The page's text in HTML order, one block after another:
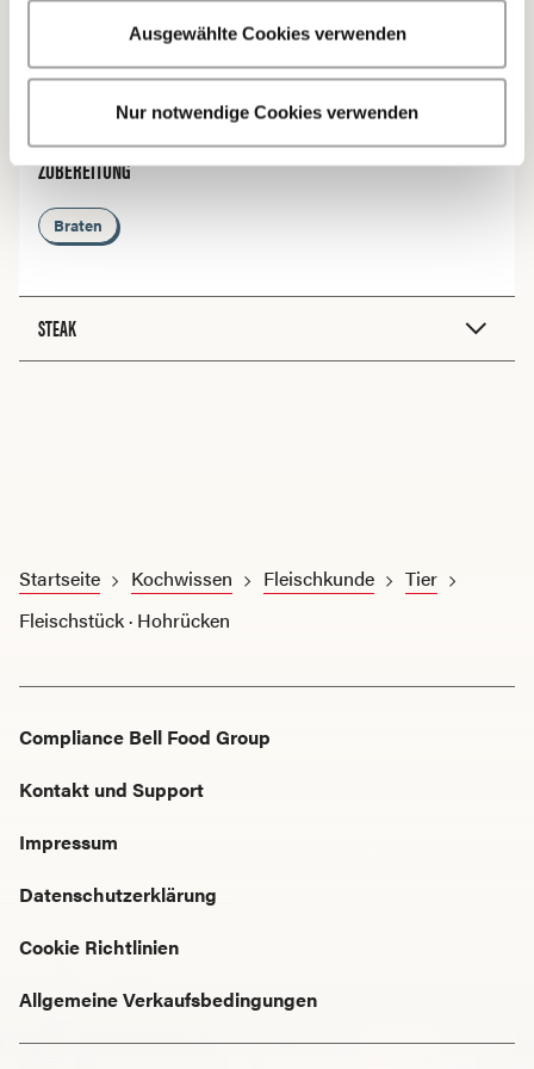
Ausgewählte Cookies verwenden
Nur notwendige Cookies verwenden
oder das gegarte Stück Fleisch selbst.
Mehr erfahren
ZUBEREITUNG
Braten
STEAK
Startseite Kochwissen Fleischkunde
Tier
Fleischstück · Hohrücken
Compliance Bell Food Group
Kontakt und Support
Impressum
Datenschutzerklärung
Cookie Richtlinien
Allgemeine Verkaufsbedingungen